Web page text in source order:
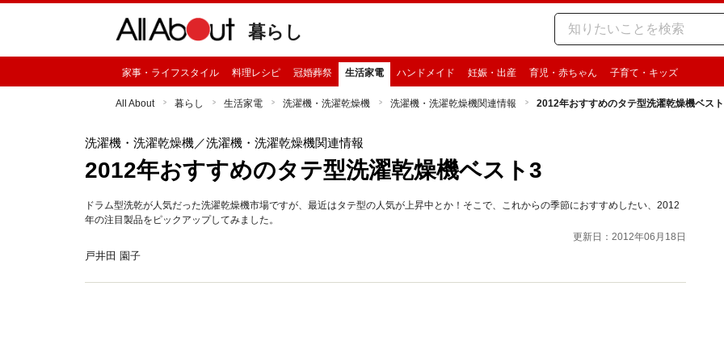
暮らし
家事・ライフスタイル 料理レシピ 冠婚葬祭 生活家電 ハンドメイド 妊娠・出産 育児・赤ちゃん 子育て・キッズ
All About 暮らし 生活家電 洗濯機・洗濯乾燥機 洗濯機・洗濯乾燥機関連情報 2012年おすすめのタテ型洗濯乾燥機ベス
洗濯機・洗濯乾燥機／洗濯機・洗濯乾燥機関連情報
2012年おすすめのタテ型洗濯乾燥機ベスト3
ドラム型洗乾が人気だった洗濯乾燥機市場ですが、最近はタテ型の人気が上昇中とか！そこで、これからの季節におすすめしたい、2012
年の注目製品をピックアップしてみました。
更新日：2012年06月18日
戸井田 園子